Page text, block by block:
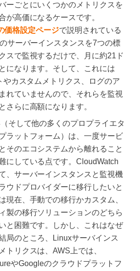
ーごとにいくつかのメトリクスを
が高価になるケースです。
価格設定ページで説明されている
サーバーインスタンスを7つの標
スで監視するだけで、月に約21ド
になります。そして、これには
やカスタムメトリクス、ログのア
れていませんので、それらを監視
さらに高額になります。
そして他の多くのプロプライエタ
ラットフォーム）は、一度サービ
そのエコシステムから離れること
にしている点です。CloudWatch
、サーバーインスタンスと監視機
ウドプロバイダーに移行したいと
現在、手動での移行かカスタム、
製の移行ソリューションのどちら
と困難です。しかし、これはなぜ
局のところ、Linuxサーバインス
トリクスは、AWS上では、
やGoogleのクラウドプラットフ